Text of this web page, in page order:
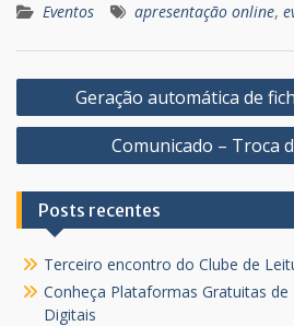
Eventos apresentação online,
Navegação
de
Geração automática de
Comunicado – Troca
Posts recentes
Terceiro encontro do Clube de
Conheça Plataformas Gratuitas
Digitais